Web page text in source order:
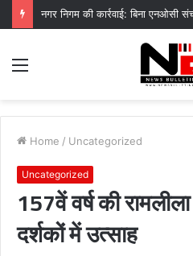
Menu
Home / Uncategorized
Uncategorized
157वें वर्ष की
दर्शकों में उत्साह